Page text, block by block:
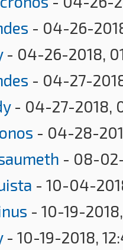
- 04-26-
- 04-26-2018,
- 04-27-
- 04-27-2018,
- 04-28-
- 08-
- 10-04-
- 10-19-
- 10-19-2018,